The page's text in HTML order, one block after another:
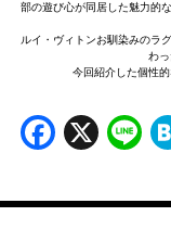
部の遊び心が同居した魅力的
ルイ・ヴィトンお馴染みのラ
わっ
今回紹介した個性的
X